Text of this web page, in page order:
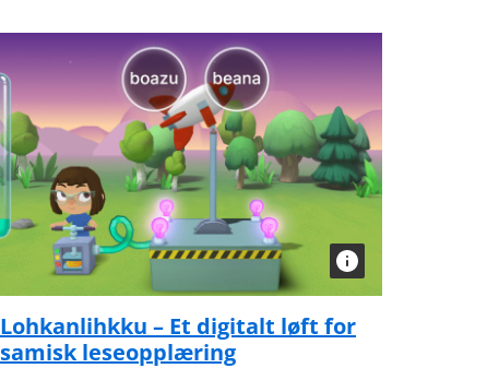
Lohkanlihkku – Et digitalt løft for
samisk leseopplæring